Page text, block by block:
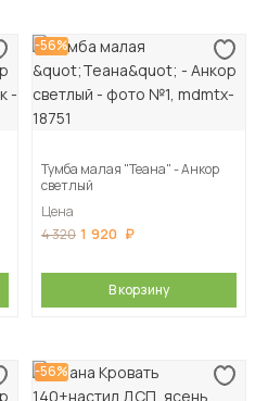
-56%
Тумба малая "Теана" - Анкор
светлый
Цена
4 320 1 920
В корзину
-56%